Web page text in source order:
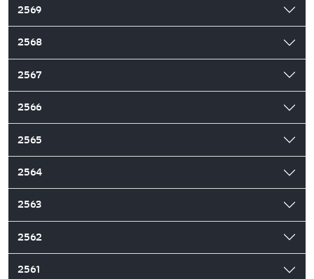
2569
2568
2567
2566
2565
2564
2563
2562
2561